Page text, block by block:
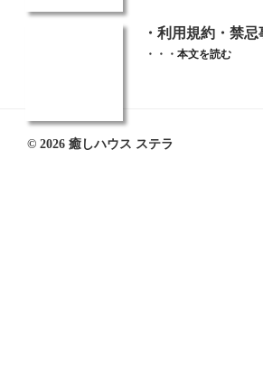
・利用規約・禁
・・・本文を読む
© 2026 癒しハウス ステラ